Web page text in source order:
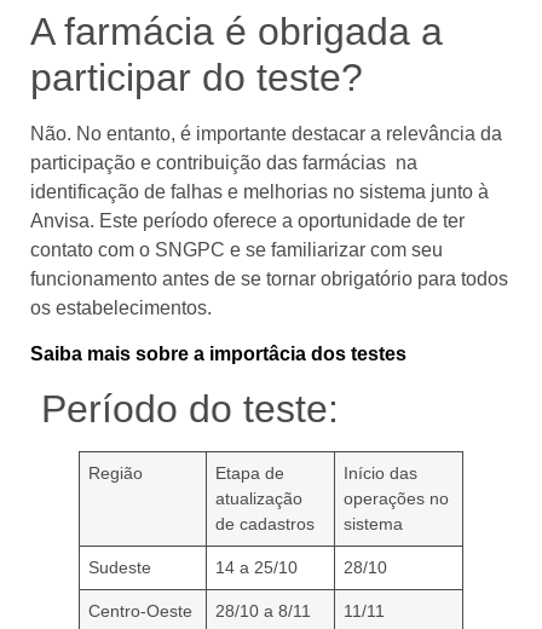
A farmácia é obrigada a
participar do teste?
Não. No entanto, é importante destacar a relevância da
participação e contribuição das farmácias na
identificação de falhas e melhorias no sistema junto à
Anvisa. Este período oferece a oportunidade de ter
contato com o SNGPC e se familiarizar com seu
funcionamento antes de se tornar obrigatório para todos
os estabelecimentos.
Saiba mais sobre a importâcia dos testes
Período do teste:
Região
Etapa de
atualização
de cadastros
Início das
operações no
sistema
Sudeste 14 a 25/10 28/10
Centro-Oeste 28/10 a 8/11 11/11